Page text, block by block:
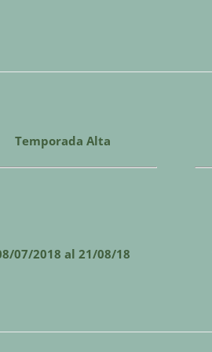
Temporada Alta
07/2018 al 21/08/18